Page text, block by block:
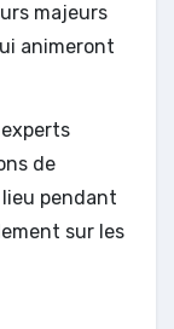
majeurs
animeront
experts
de
pendant
sur les